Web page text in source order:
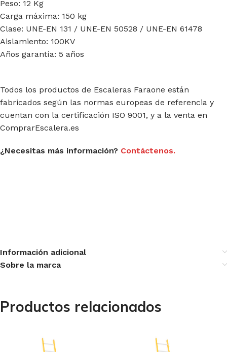
Peso: 12 Kg
Carga máxima: 150 kg
Clase: UNE-EN 131 / UNE-EN 50528 / UNE-EN 61478
Aislamiento: 100KV
Años garantía: 5 años
Todos los productos de Escaleras Faraone están
fabricados según las normas europeas de referencia y
cuentan con la certificación ISO 9001, y a la venta en
ComprarEscalera.es
¿Necesitas más información? Contáctenos.
Información adicional
Sobre la marca
Productos relacionados